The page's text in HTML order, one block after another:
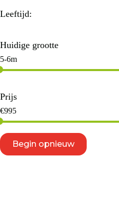
Leeftijd:
Huidige grootte
5-6m
Prijs
€995
Begin opnieuw